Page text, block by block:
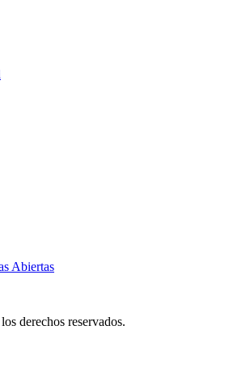
Abiertas
derechos reservados.